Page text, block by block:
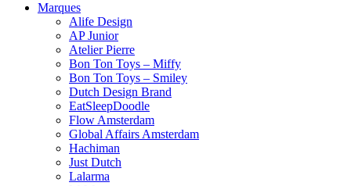
Marques
Alife Design
AP Junior
Atelier Pierre
Bon Ton Toys – Miffy
Bon Ton Toys – Smiley
Dutch Design Brand
EatSleepDoodle
Flow Amsterdam
Global Affairs Amsterdam
Hachiman
Just Dutch
Lalarma